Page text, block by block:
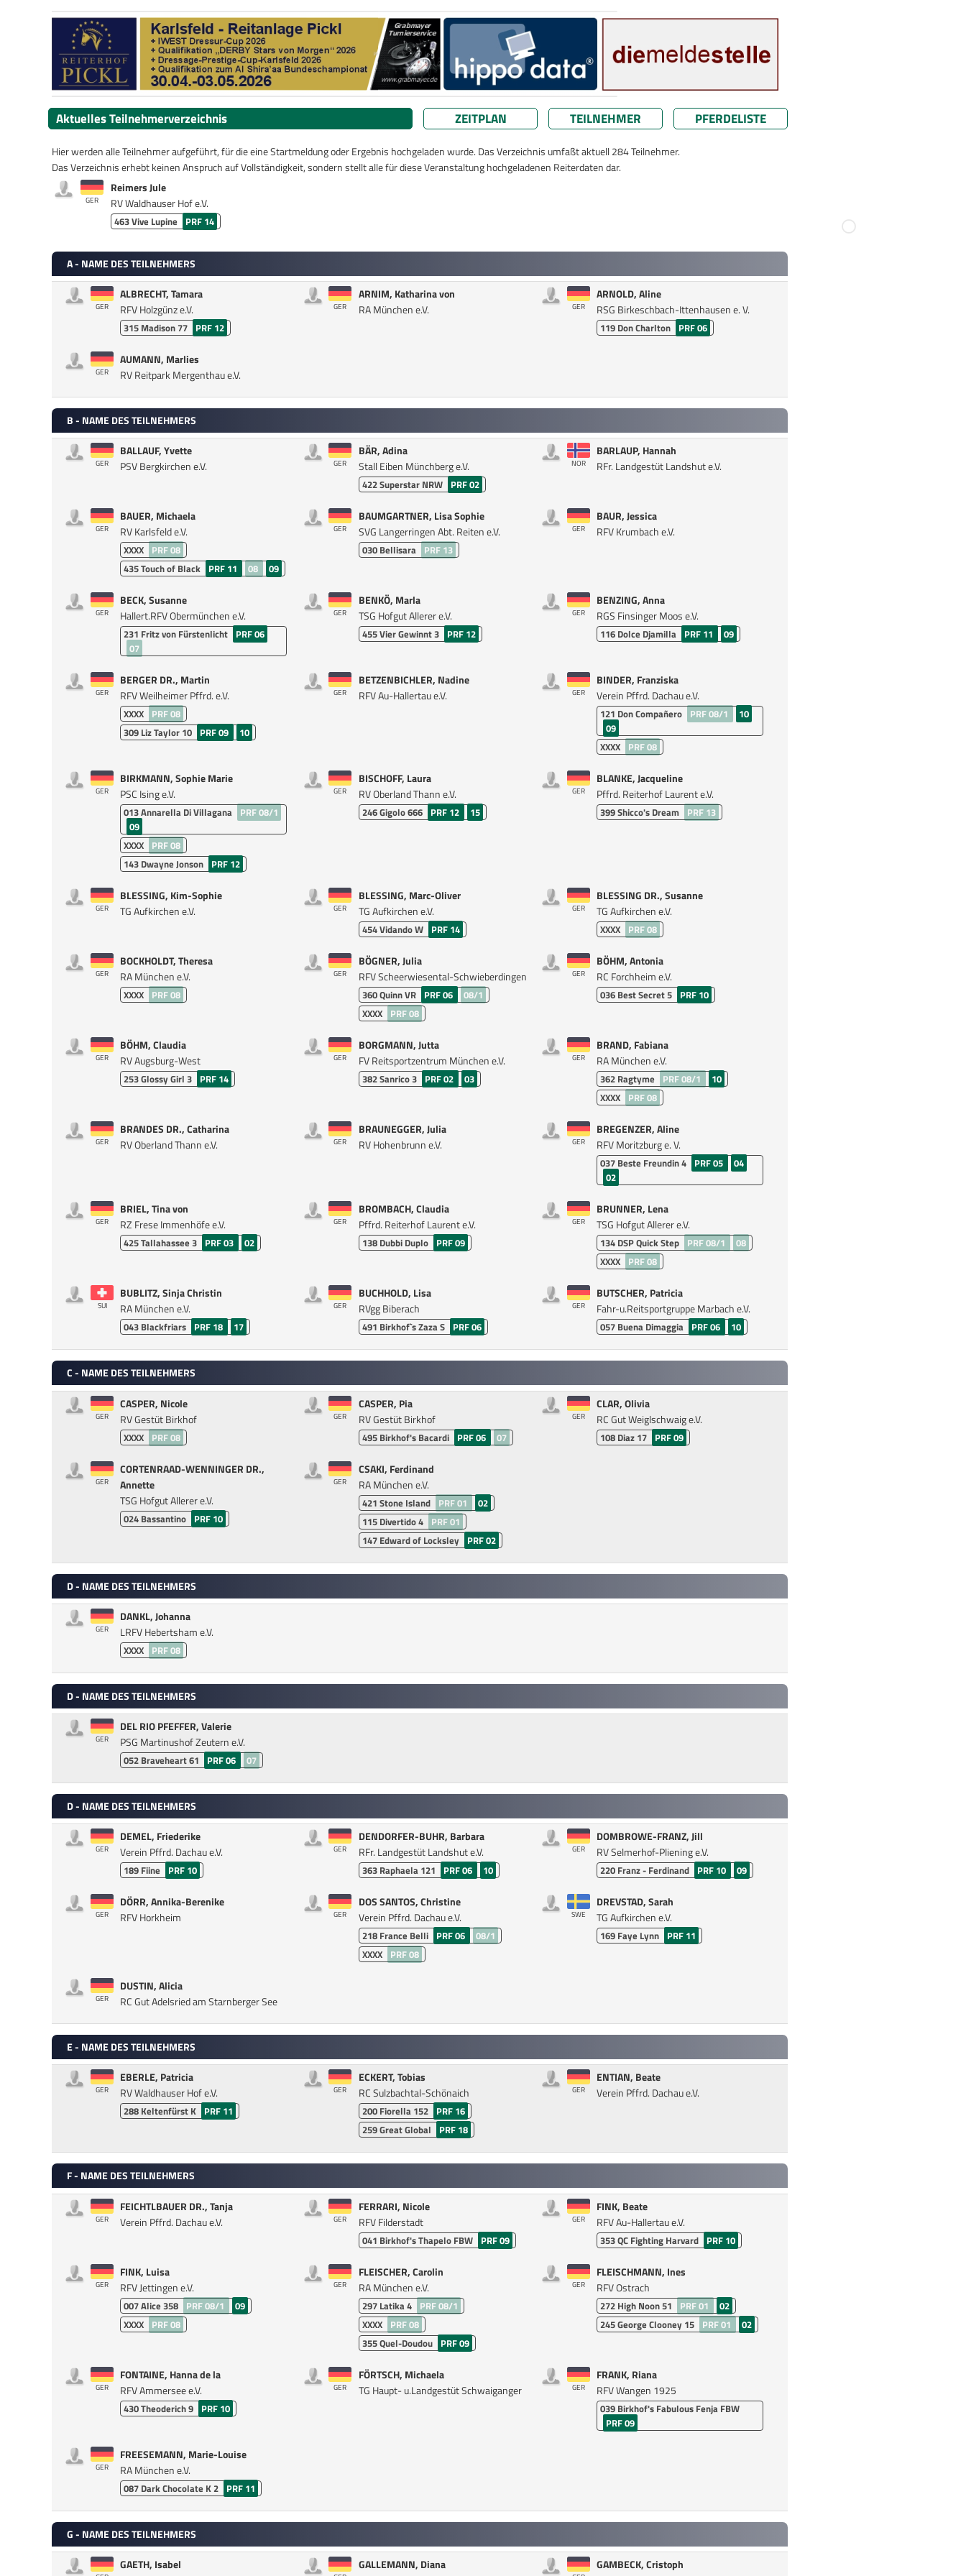
Aktuelles Teilnehmerverzeichnis ZEITPLAN TEILNEHMER PFERDELISTE
Hier werden alle Teilnehmer aufgeführt, für die eine Startmeldung oder Ergebnis hochgeladen wurde. Das Verzeichnis umfaßt aktuell 284 Teilnehmer.
Das Verzeichnis erhebt keinen Anspruch auf Vollständigkeit, sondern stellt alle für diese Veranstaltung hochgeladenen Reiterdaten dar.
GER
Reimers Jule
RV Waldhauser Hof e.V.
463Vive Lupine PRF 14
A - NAME DES TEILNEHMERS
GER
ALBRECHT, Tamara
RFV Holzgünz e.V.
315 Madison 77 PRF 12
GER
ARNIM, Katharina von
RA München e.V.
GER
ARNOLD, Aline
RSG Birkeschbach-Ittenhausen e. V.
119 Don Charlton PRF 06
GER
AUMANN, Marlies
RV Reitpark Mergenthau e.V.
B - NAME DES TEILNEHMERS
GER
BALLAUF, Yvette
PSV Bergkirchen e.V.
GER
BÄR, Adina
Stall Eiben Münchberg e.V.
422Superstar NRW PRF 02
NOR
BARLAUP, Hannah
RFr. Landgestüt Landshut e.V.
GER
BAUER, Michaela
RV Karlsfeld e.V.
XXXX PRF 08
435Touch of Black PRF 11 08 09
GER
BAUMGARTNER, Lisa Sophie
SVG Langerringen Abt. Reiten e.V.
030 Bellisara PRF 13
GER
BAUR, Jessica
RFV Krumbach e.V.
GER
BECK, Susanne
Hallert.RFV Obermünchen e.V.
231 Fritz von Fürstenlicht PRF 06
07
GER
BENKÖ, Marla
TSG Hofgut Allerer e.V.
455Vier Gewinnt 3 PRF 12
GER
BENZING, Anna
RGS Finsinger Moos e.V.
116 Dolce Djamilla PRF 11 09
GER
BERGER DR., Martin
RFV Weilheimer Pffrd. e.V.
XXXX PRF 08
309 Liz Taylor 10 PRF 09 10
GER
BETZENBICHLER, Nadine
RFV Au-Hallertau e.V.
GER
BINDER, Franziska
Verein Pffrd. Dachau e.V.
121 Don Compañero PRF 08/1
10
09
XXXX PRF 08
GER
BIRKMANN, Sophie Marie
PSC Ising e.V.
013Annarella Di Villagana PRF 08/1
09
XXXX PRF 08
143 Dwayne Jonson PRF 12
GER
BISCHOFF, Laura
RV Oberland Thann e.V.
246Gigolo 666 PRF 12 15
GER
BLANKE, Jacqueline
Pffrd. Reiterhof Laurent e.V.
399Shicco's Dream PRF 13
GER
BLESSING, Kim-Sophie
TG Aufkirchen e.V.
GER
BLESSING, Marc-Oliver
TG Aufkirchen e.V.
454Vidando W PRF 14
GER
BLESSING DR., Susanne
TG Aufkirchen e.V.
XXXX PRF 08
GER
BOCKHOLDT, Theresa
RA München e.V.
XXXX PRF 08
GER
BÖGNER, Julia
RFV Scheerwiesental-Schwieberdingen
360Quinn VR PRF 06
08/1
XXXX PRF 08
GER
BÖHM, Antonia
RC Forchheim e.V.
036 Best Secret 5 PRF 10
GER
BÖHM, Claudia
RV Augsburg-West
253Glossy Girl 3 PRF 14
GER
BORGMANN, Jutta
FV Reitsportzentrum München e.V.
382Sanrico 3 PRF 02 03
GER
BRAND, Fabiana
RA München e.V.
362 Ragtyme PRF 08/1
10
XXXX PRF 08
GER
BRANDES DR., Catharina
RV Oberland Thann e.V.
GER
BRAUNEGGER, Julia
RV Hohenbrunn e.V.
GER
BREGENZER, Aline
RFV Moritzburg e. V.
037 Beste Freundin 4 PRF 05
04
02
GER
BRIEL, Tina von
RZ Frese Immenhöfe e.V.
425Tallahassee 3 PRF 03 02
GER
BROMBACH, Claudia
Pffrd. Reiterhof Laurent e.V.
138 Dubbi Duplo PRF 09
GER
BRUNNER, Lena
TSG Hofgut Allerer e.V.
134 DSP Quick Step PRF 08/1
08
XXXX PRF 08
SUI
BUBLITZ, Sinja Christin
RA München e.V.
043 Blackfriars PRF 18 17
GER
BUCHHOLD, Lisa
RVgg Biberach
491 Birkhof`s Zaza S PRF 06
GER
BUTSCHER, Patricia
Fahr-u.Reitsportgruppe Marbach e.V.
057 Buena Dimaggia PRF 06 10
C - NAME DES TEILNEHMERS
GER
CASPER, Nicole
RV Gestüt Birkhof
XXXX PRF 08
GER
CASPER, Pia
RV Gestüt Birkhof
495 Birkhof's Bacardi PRF 06 07
GER
CLAR, Olivia
RC Gut Weiglschwaig e.V.
108 Diaz 17 PRF 09
GER
CORTENRAAD-WENNINGER DR.,
Annette
TSG Hofgut Allerer e.V.
024 Bassantino PRF 10
GER
CSAKI, Ferdinand
RA München e.V.
421 Stone Island PRF 01
02
115 Divertido 4
PRF 01
147 Edward of Locksley PRF 02
D - NAME DES TEILNEHMERS
GER
DANKL, Johanna
LRFV Hebertsham e.V.
XXXX PRF 08
D - NAME DES TEILNEHMERS
GER
DEL RIO PFEFFER, Valerie
PSG Martinushof Zeutern e.V.
052 Braveheart 61 PRF 06 07
D - NAME DES TEILNEHMERS
GER
DEMEL, Friederike
Verein Pffrd. Dachau e.V.
189 Fiine PRF 10
GER
DENDORFER-BUHR, Barbara
RFr. Landgestüt Landshut e.V.
363 Raphaela 121 PRF 06 10
GER
DOMBROWE-FRANZ, Jill
RV Selmerhof-Pliening e.V.
220 Franz - Ferdinand PRF 10 09
GER
DÖRR, Annika-Berenike
RFV Horkheim
GER
DOS SANTOS, Christine
Verein Pffrd. Dachau e.V.
218 France Belli PRF 06
08/1
XXXX PRF 08
SWE
DREVSTAD, Sarah
TG Aufkirchen e.V.
169 Faye Lynn PRF 11
GER
DUSTIN, Alicia
RC Gut Adelsried am Starnberger See
E - NAME DES TEILNEHMERS
GER
EBERLE, Patricia
RV Waldhauser Hof e.V.
288 Keltenfürst K PRF 11
GER
ECKERT, Tobias
RC Sulzbachtal-Schönaich
200 Fiorella 152
PRF 16
259Great Global PRF 18
GER
ENTIAN, Beate
Verein Pffrd. Dachau e.V.
F - NAME DES TEILNEHMERS
GER
FEICHTLBAUER DR., Tanja
Verein Pffrd. Dachau e.V.
GER
FERRARI, Nicole
RFV Filderstadt
041 Birkhof's Thapelo FBW PRF 09
GER
FINK, Beate
RFV Au-Hallertau e.V.
353QC Fighting Harvard PRF 10
GER
FINK, Luisa
RFV Jettingen e.V.
007Alice 358 PRF 08/1
09
XXXX PRF 08
GER
FLEISCHER, Carolin
RA München e.V.
297 Latika 4
PRF 08/1
XXXX PRF 08
355Quel-Doudou PRF 09
GER
FLEISCHMANN, Ines
RFV Ostrach
272 High Noon 51 PRF 01
02
245George Clooney 15 PRF 01 02
GER
FONTAINE, Hanna de la
RFV Ammersee e.V.
430Theoderich 9 PRF 10
GER
FÖRTSCH, Michaela
TG Haupt- u.Landgestüt Schwaiganger
GER
FRANK, Riana
RFV Wangen 1925
039 Birkhof's Fabulous Fenja FBW
PRF 09
GER
FREESEMANN, Marie-Louise
RA München e.V.
087 Dark Chocolate K 2 PRF 11
G - NAME DES TEILNEHMERS
GAETH, Isabel
GALLEMANN, Diana
GAMBECK, Cristoph